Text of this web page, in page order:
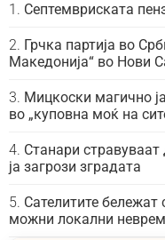
Септемвриската
Грчка партија во
Македонија“ во Нови
Мицкоски магично
во „куповна моќ на
Станари стравуваат
ја загрози зградата
Сателитите
можни локални